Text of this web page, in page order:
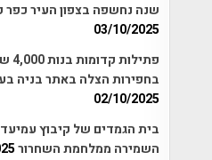
שנה נחשפה בצפון העיר כפר
03/10/2025
בחפירות הצלה באתר בניה
02/10/2025
בית הגמדים של קיבוץ
השמירה ממלחמת השחרור